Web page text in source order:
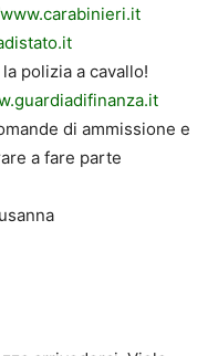
polizia a cavallo!
di ammissione e
a fare parte